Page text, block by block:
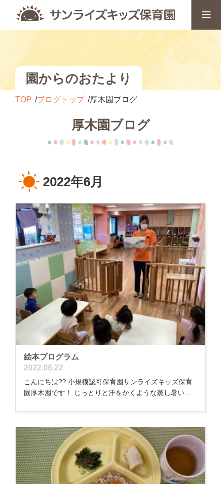
園からのおたより
TOP ブログトップ 厚木園ブログ
厚木園ブログ
2022年6月
絵本プログラム
2022.06.22
こんにちは?? 小規模認可保育園サンライズキッズ保育
園厚木園です！ じっとりと汗をかくような蒸し暑い...